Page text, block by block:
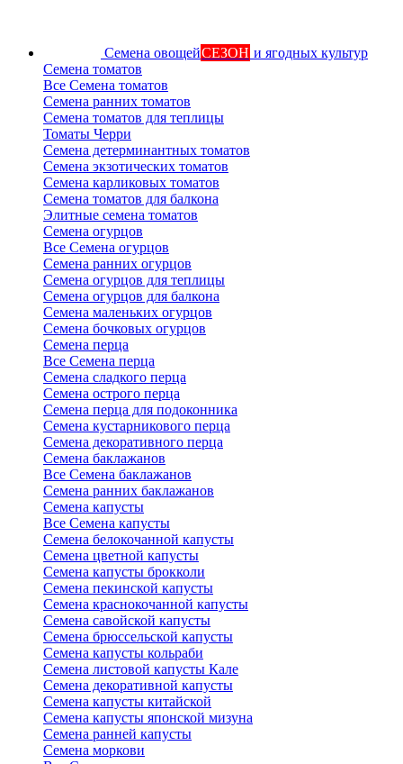
Семена овощейСЕЗОН и ягодных культур
Семена томатов
Все Семена томатов
Семена ранних томатов
Семена томатов для теплицы
Томаты Черри
Семена детерминантных томатов
Семена экзотических томатов
Семена карликовых томатов
Семена томатов для балкона
Элитные семена томатов
Семена огурцов
Все Семена огурцов
Семена ранних огурцов
Семена огурцов для теплицы
Семена огурцов для балкона
Семена маленьких огурцов
Семена бочковых огурцов
Семена перца
Все Семена перца
Семена сладкого перца
Семена острого перца
Семена перца для подоконника
Семена кустарникового перца
Семена декоративного перца
Семена баклажанов
Все Семена баклажанов
Семена ранних баклажанов
Семена капусты
Все Семена капусты
Семена белокочанной капусты
Семена цветной капусты
Семена капусты брокколи
Семена пекинской капусты
Семена краснокочанной капусты
Семена савойской капусты
Семена брюссельской капусты
Семена капусты кольраби
Семена листовой капусты Кале
Семена декоративной капусты
Семена капусты китайской
Семена капусты японской мизуна
Семена ранней капусты
Семена моркови